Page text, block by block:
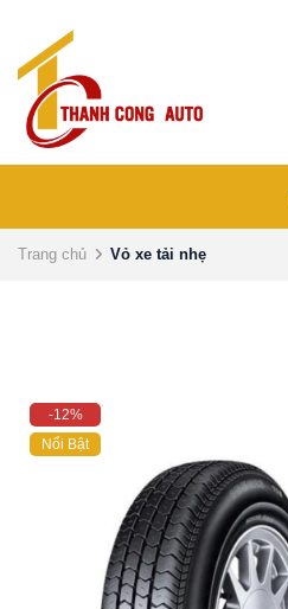
Trang chủ Vỏ xe tải nhẹ
-12%
Nổi Bật